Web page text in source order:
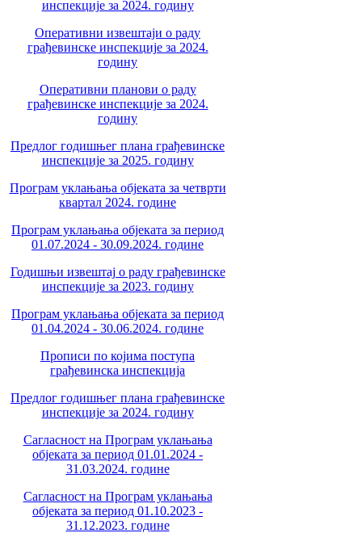
инспекције за 2024. годину
Оперативни извештаји о раду
грађевинске инспекције за 2024.
годину
Оперативни планови о раду
грађевинске инспекције за 2024.
годину
Предлог годишњег плана грађевинске
инспекције за 2025. годину
Програм уклањања објеката за четврти
квартал 2024. године
Програм уклањања објеката за период
01.07.2024 - 30.09.2024. године
Годишњи извештај о раду грађевинске
инспекције за 2023. годину
Програм уклањања објеката за период
01.04.2024 - 30.06.2024. године
Прописи по којима поступа
грађевинска инспекција
Предлог годишњег плана грађевинске
инспекције за 2024. годину
Сагласност на Програм уклањања
објеката за период 01.01.2024 -
31.03.2024. године
Сагласност на Програм уклањања
објеката за период 01.10.2023 -
31.12.2023. године